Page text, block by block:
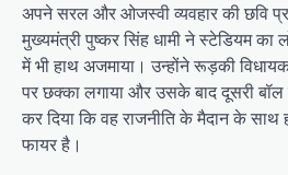
अपने सरल और ओजस्वी व्यवहार की छवि
मुख्यमंत्री पुष्कर सिंह धामी ने स्टेडियम का
में भी हाथ अजमाया। उन्होंने रूड़की
पर छक्का लगाया और उसके बाद दूसरी बॉल
कर दिया कि वह राजनीति के मैदान के साथ
फायर है।